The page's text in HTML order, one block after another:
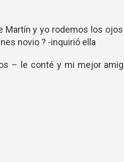
Martín y yo rodemos los
novio ? -inquirió ella
– le conté y mi mejor